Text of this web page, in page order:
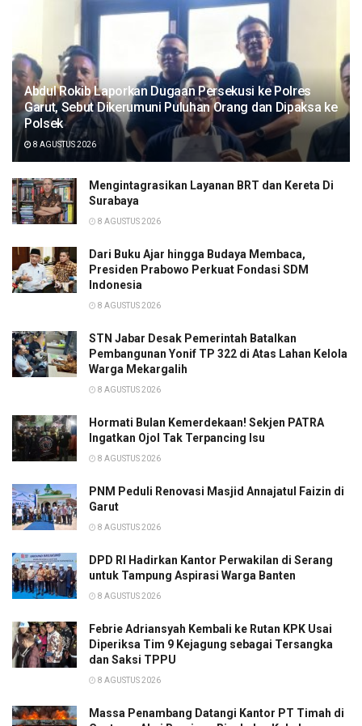
Abdul Rokib Laporkan Dugaan Persekusi ke Polres
Garut, Sebut Dikerumuni Puluhan Orang dan Dipaksa ke
Polsek
8 AGUSTUS 2026
Mengintagrasikan Layanan BRT dan Kereta Di
Surabaya
8 AGUSTUS 2026
Dari Buku Ajar hingga Budaya Membaca,
Presiden Prabowo Perkuat Fondasi SDM
Indonesia
8 AGUSTUS 2026
STN Jabar Desak Pemerintah Batalkan
Pembangunan Yonif TP 322 di Atas Lahan Kelola
Warga Mekargalih
8 AGUSTUS 2026
Hormati Bulan Kemerdekaan! Sekjen PATRA
Ingatkan Ojol Tak Terpancing Isu
8 AGUSTUS 2026
PNM Peduli Renovasi Masjid Annajatul Faizin di
Garut
8 AGUSTUS 2026
DPD RI Hadirkan Kantor Perwakilan di Serang
untuk Tampung Aspirasi Warga Banten
8 AGUSTUS 2026
Febrie Adriansyah Kembali ke Rutan KPK Usai
Diperiksa Tim 9 Kejagung sebagai Tersangka
dan Saksi TPPU
8 AGUSTUS 2026
Massa Penambang Datangi Kantor PT Timah di